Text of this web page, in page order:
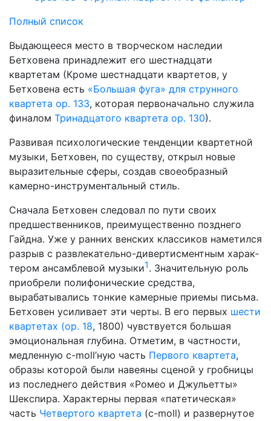
Полный список
Выдающееся место в творческом наследии
Бетховена принадле­жит его шестнадцати
квартетам (Кроме шестнадцати квартетов, у
Бетховена есть «Большая фуга» для струнного
квартета ор. 133, которая первоначально служила
финалом Тринад­цатого квартета ор. 130).
Развивая психологические тенденции квартетной
музыки, Бет­ховен, по существу, открыл новые
выразительные сферы, создав своеобразный
камерно-инструментальный стиль.
Сначала Бетховен следовал по пути своих
предшественников, преимущественно позднего
Гайдна. Уже у ранних венских класси­ков наметился
разрыв с развлекательно-дивертисментным харак­
тером ансамблевой музыки1. Значительную роль
приобрели поли­фонические средства,
вырабатывались тонкие камерные приемы письма.
Бетховен усиливает эти черты. В его первых шести
квартетах (ор. 18, 1800) чувствуется большая
эмоциональная глубина. Отметим, в частности,
медленную c-moll’ную часть Первого квар­тета,
образы которой были навеяны сценой у гробницы
из послед­него действия «Ромео и Джульетты»
Шекспира. Характерны пер­вая «патетическая»
часть Четвертого квартета (c-moll) и разверну­тое